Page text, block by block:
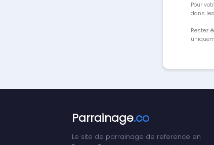
Pour
dans
Restez
Parrainage.co
Le site de parrainage de reference en